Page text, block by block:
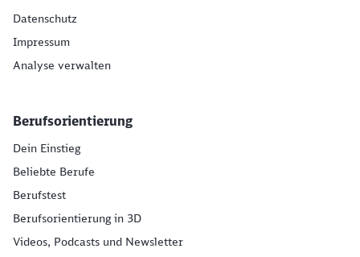
Datenschutz
Impressum
Analyse verwalten
Berufsorientierung
Dein Einstieg
Beliebte Berufe
Berufstest
Berufsorientierung in 3D
Videos, Podcasts und Newsletter